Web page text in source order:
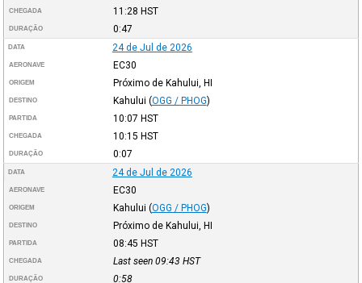
CHEGADA 11:28 HST
DURAÇÃO 0:47
DATA 24 de Jul de 2026
AERONAVE EC30
ORIGEM Próximo de Kahului, HI
DESTINO Kahului (OGG / PHOG)
PARTIDA 10:07 HST
CHEGADA 10:15 HST
DURAÇÃO 0:07
DATA 24 de Jul de 2026
AERONAVE EC30
ORIGEM Kahului (OGG / PHOG)
DESTINO Próximo de Kahului, HI
PARTIDA 08:45 HST
CHEGADA Last seen 09:43 HST
DURAÇÃO 0:58